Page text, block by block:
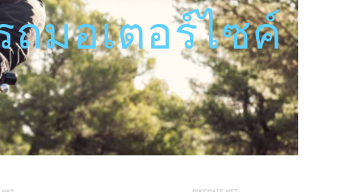
มอเตอร์ไซค์